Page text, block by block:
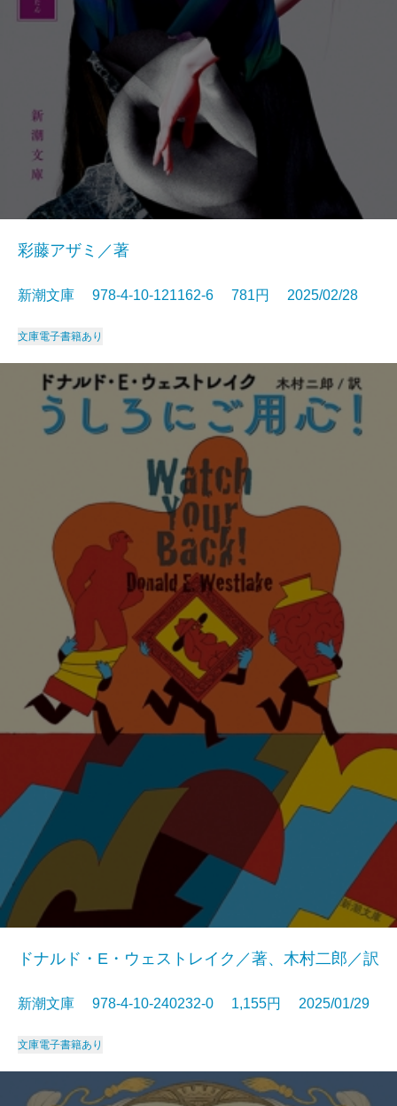
彩藤アザミ／著
新潮文庫 978-4-10-121162-6 781円 2025/02/28
文庫電子書籍あり
ドナルド・E・ウェストレイク／著、木村二郎／訳
新潮文庫 978-4-10-240232-0 1,155円 2025/01/29
文庫電子書籍あり